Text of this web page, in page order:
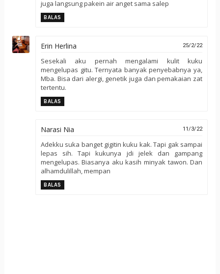
juga langsung pakein air anget sama salep
BALAS
Erin Herlina 25/2/22
Sesekali aku pernah mengalami kulit kuku
mengelupas gitu. Ternyata banyak penyebabnya ya,
Mba. Bisa dari alergi, genetik juga dan pemakaian zat
tertentu.
BALAS
Narasi Nia 11/3/22
Adekku suka banget gigitin kuku kak. Tapi gak sampai
lepas sih. Tapi kukunya jdi jelek dan gampang
mengelupas. Biasanya aku kasih minyak tawon. Dan
alhamdulillah, mempan
BALAS